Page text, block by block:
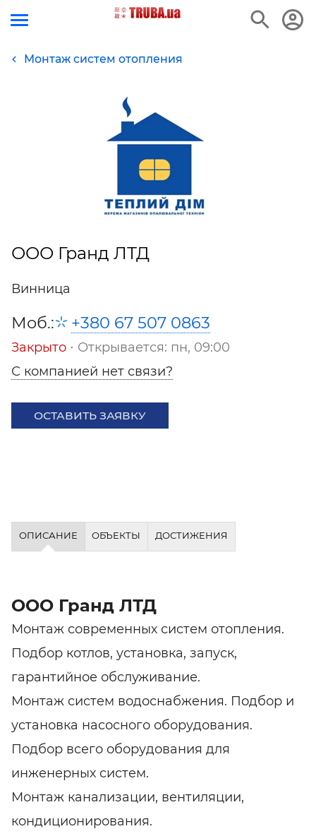
Монтаж систем отопления
ООО Гранд ЛТД
Винница
Моб.: +380 67 507 0863
Закрыто ⋅ Открывается: пн, 09:00
С компанией нет связи?
ОСТАВИТЬ ЗАЯВКУ
ОПИСАНИЕ ОБЪЕКТЫ ДОСТИЖЕНИЯ
ООО Гранд ЛТД
Монтаж современных систем отопления.
Подбор котлов, установка, запуск,
гарантийное обслуживание.
Монтаж систем водоснабжения. Подбор и
установка насосного оборудования.
Подбор всего оборудования для
инженерных систем.
Монтаж канализации, вентиляции,
кондиционирования.